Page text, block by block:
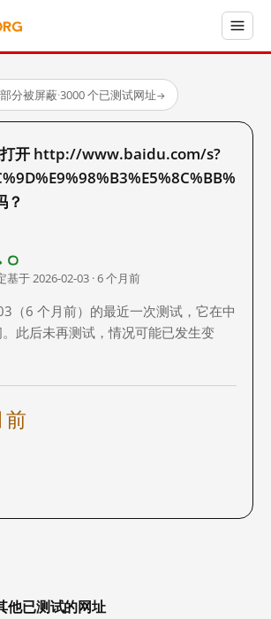
部分被屏蔽·3000 个已测试网址→
打开 http://www.baidu.com/s?
？
基于 2026-02-03 · 6 个月前
（6 个月前）的最近一次测试，它在中
此后未再测试，情况可能已发生变
前
已测试的网址